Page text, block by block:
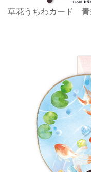
草花うちわカード